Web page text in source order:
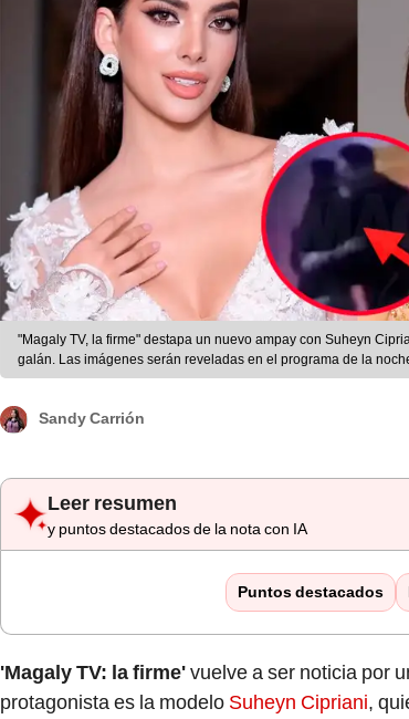
"Magaly TV, la firme" destapa un nuevo ampay con Suheyn
galán. Las imágenes serán reveladas en el programa de la
Sandy Carrión
Leer resumen
y puntos destacados de la nota con IA
Puntos destacados
'Magaly TV: la firme'vuelve a ser noticia por
protagonista es la modelo Suheyn Cipriani,